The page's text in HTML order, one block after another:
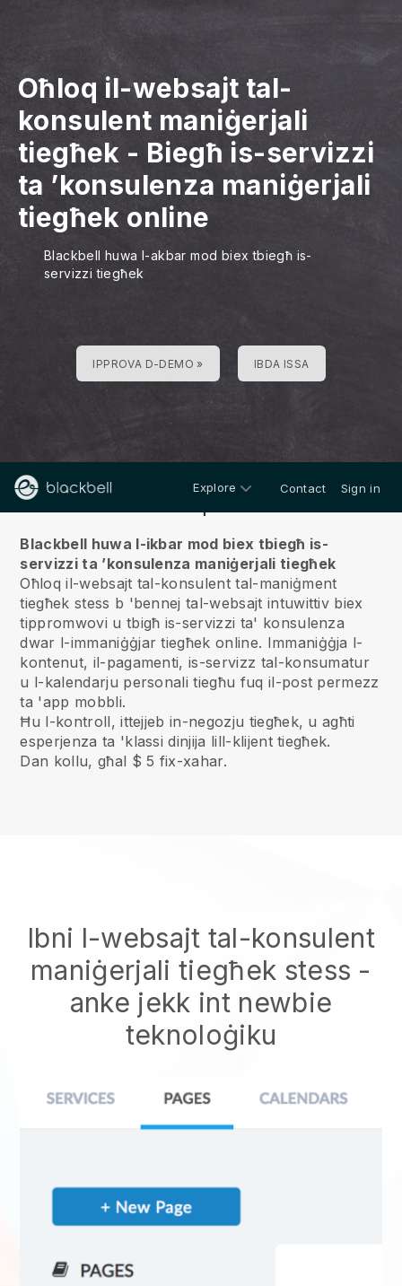
Oħloq il-websajt tal-
konsulent maniġerjali
tiegħek - Biegħ is-servizzi
ta ’konsulenza maniġerjali
tiegħek online
Blackbell huwa l-akbar mod biex tbiegħ is-
servizzi tiegħek
IPPROVA D-DEMO » IBDA ISSA
Explore Contact Sign in
Blackbell huwa l-ikbar mod biex tbiegħ is-
servizzi ta ’konsulenza maniġerjali tiegħek
Oħloq il-websajt tal-konsulent tal-maniġment
tiegħek stess b 'bennej tal-websajt intuwittiv biex
tippromwovi u tbigħ is-servizzi ta' konsulenza
dwar l-immaniġġjar tiegħek online. Immaniġġja l-
kontenut, il-pagamenti, is-servizz tal-konsumatur
u l-kalendarju personali tiegħu fuq il-post permezz
ta 'app mobbli.
Ħu l-kontroll, ittejjeb in-negozju tiegħek, u agħti
esperjenza ta 'klassi dinjija lill-klijent tiegħek.
Dan kollu, għal $ 5 fix-xahar.
Ibni l-websajt tal-konsulent
maniġerjali tiegħek stess -
anke jekk int newbie
teknoloġiku